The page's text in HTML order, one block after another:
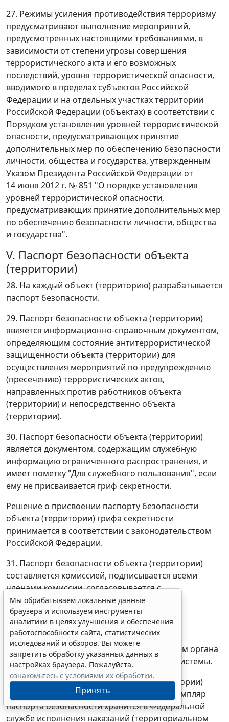
27. Режимы усиления противодействия терроризму
предусматривают выполнение мероприятий,
предусмотренных настоящими требованиями, в
зависимости от степени угрозы совершения
террористического акта и его возможных
последствий, уровня террористической опасности,
вводимого в пределах субъектов Российской
Федерации и на отдельных участках территории
Российской Федерации (объектах) в соответствии с
Порядком установления уровней террористической
опасности, предусматривающих принятие
дополнительных мер по обеспечению безопасности
личности, общества и государства, утвержденным
Указом Президента Российской Федерации от
14 июня 2012 г. № 851 "О порядке установления
уровней террористической опасности,
предусматривающих принятие дополнительных мер
по обеспечению безопасности личности, общества
и государства".
V. Паспорт безопасности объекта
(территории)
28. На каждый объект (территорию) разрабатывается
паспорт безопасности.
29. Паспорт безопасности объекта (территории)
является информационно-справочным документом,
определяющим состояние антитеррористической
защищенности объекта (территории) для
осуществления мероприятий по предупреждению
(пресечению) террористических актов,
направленных против работников объекта
(территории) и непосредственно объекта
(территории).
30. Паспорт безопасности объекта (территории)
является документом, содержащим служебную
информацию ограниченного распространения, и
имеет пометку "Для служебного пользования", если
ему не присваивается гриф секретности.
Решение о присвоении паспорту безопасности
объекта (территории) грифа секретности
принимается в соответствии с законодательством
Российской Федерации.
31. Паспорт безопасности объекта (территории)
составляется комиссией, подписывается всеми
членами комиссии, согласовывается с
руководителями территориального органа
безопасности и территориального органа
Министерства внутренних дел Российской
Федерации по месту нахождения объекта
(территории) и утверждается руководителем органа
(организации) уголовно-исполнительной системы.
32. Паспорт безопасности объекта (территории)
составляется в 2 экземплярах. Первый экземпляр
паспорта безопасности хранится в Федеральной
службе исполнения наказаний (территориальном
Мы обрабатываем локальные данные
браузера и используем инструменты
аналитики в целях улучшения и обеспечения
работоспособности сайта, статистических
исследований и обзоров. Вы можете
запретить обработку указанных данных в
настройках браузера. Пожалуйста,
ознакомьтесь с условиями их обработки.
Принять